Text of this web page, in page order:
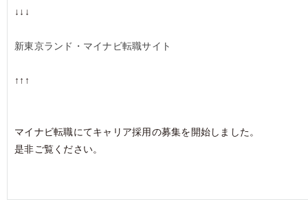
↓↓↓
新東京ランド・マイナビ転職サイト
↑↑↑
マイナビ転職にてキャリア採用の募集を開始しました。
是非ご覧ください。